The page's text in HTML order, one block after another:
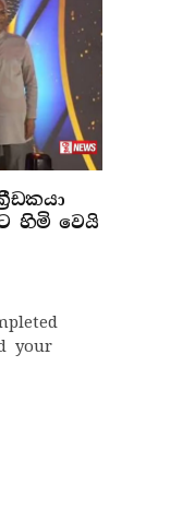
හිමි වෙයි
your